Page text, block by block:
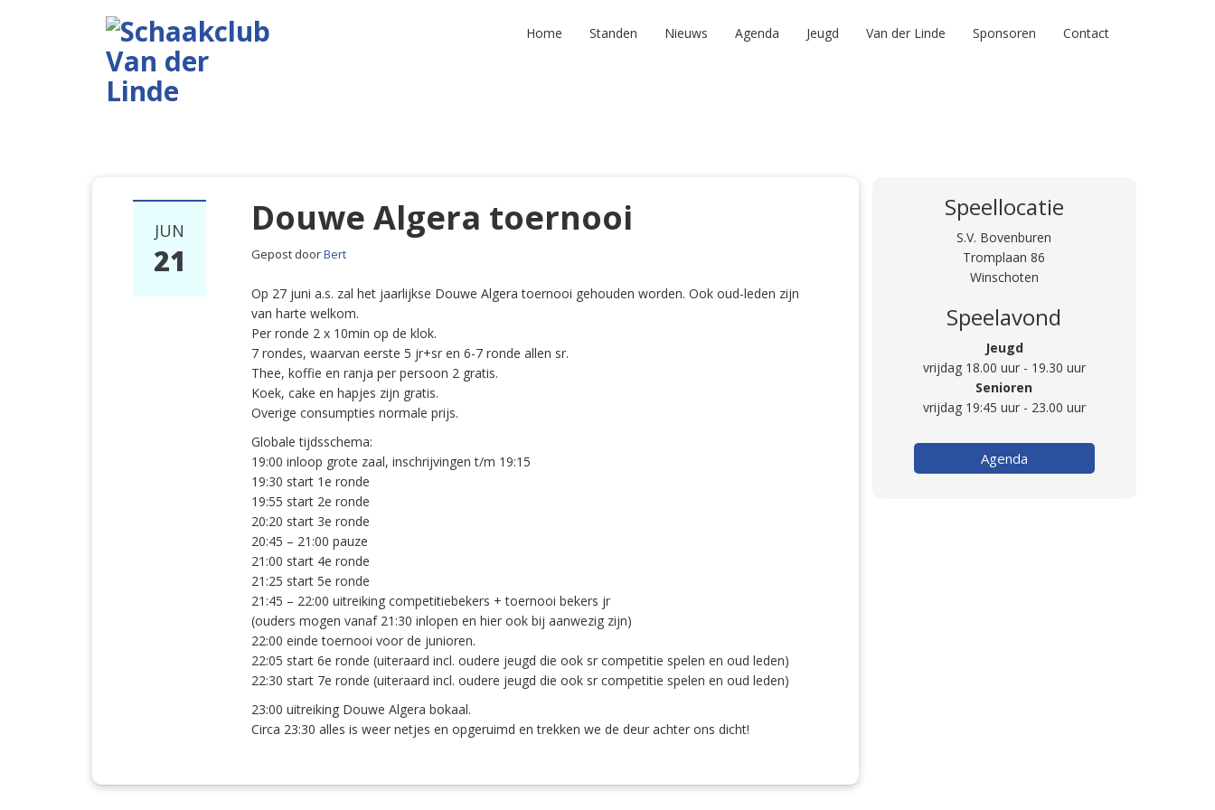
Home Standen Nieuws Agenda Jeugd Van der Linde Sponsoren Contact
JUN
21
Douwe Algera toernooi
Gepost doorBert
Op 27 juni a.s. zal het jaarlijkse Douwe Algera toernooi gehouden worden. Ook oud-leden zijn
van harte welkom.
Per ronde 2 x 10min op de klok.
7 rondes, waarvan eerste 5 jr+sr en 6-7 ronde allen sr.
Thee, koffie en ranja per persoon 2 gratis.
Koek, cake en hapjes zijn gratis.
Overige consumpties normale prijs.
Globale tijdsschema:
19:00 inloop grote zaal, inschrijvingen t/m 19:15
19:30 start 1e ronde
19:55 start 2e ronde
20:20 start 3e ronde
20:45 – 21:00 pauze
21:00 start 4e ronde
21:25 start 5e ronde
21:45 – 22:00 uitreiking competitiebekers + toernooi bekers jr
(ouders mogen vanaf 21:30 inlopen en hier ook bij aanwezig zijn)
22:00 einde toernooi voor de junioren.
22:05 start 6e ronde (uiteraard incl. oudere jeugd die ook sr competitie spelen en oud leden)
22:30 start 7e ronde (uiteraard incl. oudere jeugd die ook sr competitie spelen en oud leden)
23:00 uitreiking Douwe Algera bokaal.
Circa 23:30 alles is weer netjes en opgeruimd en trekken we de deur achter ons dicht!
Speellocatie
S.V. Bovenburen
Tromplaan 86
Winschoten
Speelavond
Jeugd
vrijdag 18.00 uur - 19.30 uur
Senioren
vrijdag 19:45 uur - 23.00 uur
Agenda